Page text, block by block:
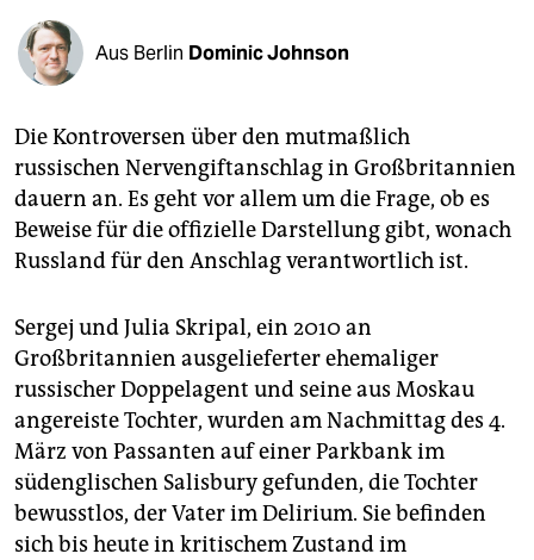
shop
fragen & hilfe
abo
genossenschaft
epaper login
Aus Berlin Dominic Johnson
Die Kontroversen über den mutmaßlich
russischen Nervengiftanschlag in Großbritannien
dauern an. Es geht vor allem um die Frage, ob es
Beweise für die offizielle Darstellung gibt, wonach
Russland für den Anschlag verantwortlich ist.
Sergej und Julia Skripal, ein 2010 an
Großbritannien ausgelieferter ehemaliger
russischer Doppelagent und seine aus Moskau
angereiste Tochter, wurden am Nachmittag des 4.
März von Passanten auf einer Parkbank im
südenglischen Salisbury gefunden, die Tochter
bewusstlos, der Vater im Delirium. Sie befinden
sich bis heute in kritischem Zustand im